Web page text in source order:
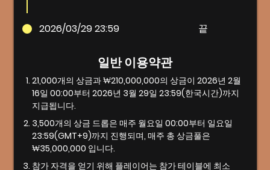
2026/03/29 23:59 끝
일반 이용약관
21,000개의 상금과 ₩210,000,000의 상금이 2026년 2월
16일 00:00부터 2026년 3월 29일 23:59(한국시간)까지
지급됩니다.
3,500개의 상금 드롭은 매주 월요일 00:00부터 일요일
23:59(GMT+9)까지 진행되며, 매주 총 상금풀은
₩35,000,000 입니다.
참가 자격을 얻기 위해 플레이어는 참가 테이블에 최소